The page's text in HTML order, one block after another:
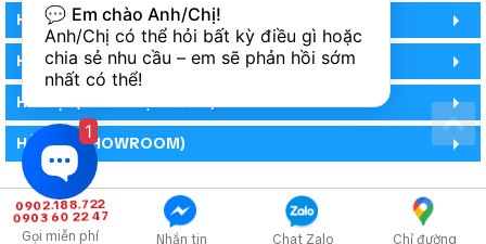
HỒ CHÍ MINH
HỒ CHÍ MINH (PHÒNG BẢO HÀNH)
HÀ NỘI (DEMO HỆ THỐNG)
HÀ NỘI (SHOWROOM)
0902.188.722
0903 60 22 47
Gọi miễn phí Nhắn tin Chat Zalo Chỉ đường
💬 Em chào Anh/Chị!
Anh/Chị có thể hỏi bất kỳ điều gì hoặc
chia sẻ nhu cầu – em sẽ phản hồi sớm
nhất có thể!
1